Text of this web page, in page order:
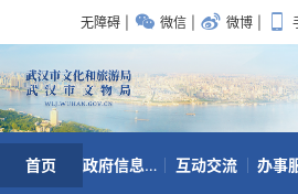
无障碍 微信 微博
首页 政府信息公开 互动交流 办事